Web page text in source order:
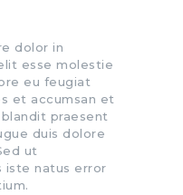
dolor in
esse molestie
eu feugiat
et accumsan et
praesent
duis dolore
ut
iste natus error